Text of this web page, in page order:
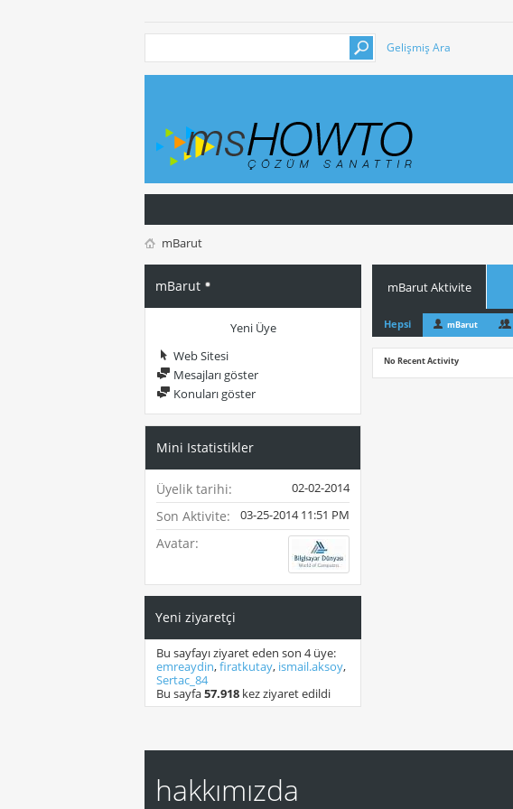
Gelişmiş Ara
mBarut
mBarut
Yeni Üye
Web Sitesi
Mesajları göster
Konuları göster
Mini Istatistikler
Üyelik tarihi 02-02-2014
Son Aktivite 03-25-201411:51 PM
Avatar
Yeni ziyaretçi
Bu sayfayı ziyaret eden son 4 üye:
emreaydin,firatkutay, ismail.aksoy,
Sertac_84
Bu sayfa57.918 kez ziyaret edildi
mBarut Aktivite
Hepsi mBarut
No Recent Activity
hakkımızda